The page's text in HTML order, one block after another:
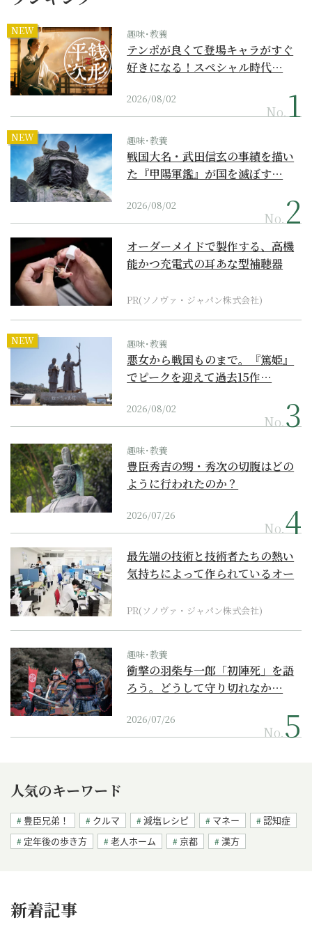
NEW 趣味･教養
テンポが良くて登場キャラがすぐ
好きになる！スペシャル時代…
2026/08/02
No.
NEW 趣味･教養
戦国大名・武田信玄の事績を描い
た『甲陽軍鑑』が国を滅ぼす…
2026/08/02
No.
オーダーメイドで製作する、高機
能かつ充電式の耳あな型補聴器
PR(ソノヴァ・ジャパン株式会社)
NEW 趣味･教養
悪女から戦国ものまで。『篤姫』
でピークを迎えて過去15作…
2026/08/02
No.
趣味･教養
豊臣秀吉の甥・秀次の切腹はどの
ように行われたのか？
2026/07/26
No.
最先端の技術と技術者たちの熱い
気持ちによって作られているオー
PR(ソノヴァ・ジャパン株式会社)
趣味･教養
衝撃の羽柴与一郎「初陣死」を語
ろう。どうして守り切れなか…
2026/07/26
No.
人気のキーワード
豊臣兄弟！ クルマ 減塩レシピ マネー
認知症
定年後の歩き方
老人ホーム 京都 漢方
新着記事